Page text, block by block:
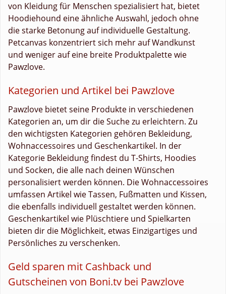
von Kleidung für Menschen spezialisiert hat, bietet
Hoodiehound eine ähnliche Auswahl, jedoch ohne
die starke Betonung auf individuelle Gestaltung.
Petcanvas konzentriert sich mehr auf Wandkunst
und weniger auf eine breite Produktpalette wie
Pawzlove.
Kategorien und Artikel bei Pawzlove
Pawzlove bietet seine Produkte in verschiedenen
Kategorien an, um dir die Suche zu erleichtern. Zu
den wichtigsten Kategorien gehören Bekleidung,
Wohnaccessoires und Geschenkartikel. In der
Kategorie Bekleidung findest du T-Shirts, Hoodies
und Socken, die alle nach deinen Wünschen
personalisiert werden können. Die Wohnaccessoires
umfassen Artikel wie Tassen, Fußmatten und Kissen,
die ebenfalls individuell gestaltet werden können.
Geschenkartikel wie Plüschtiere und Spielkarten
bieten dir die Möglichkeit, etwas Einzigartiges und
Persönliches zu verschenken.
Geld sparen mit Cashback und
Gutscheinen von Boni.tv bei Pawzlove